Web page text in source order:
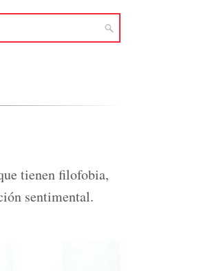
tienen filofobia,
sentimental.